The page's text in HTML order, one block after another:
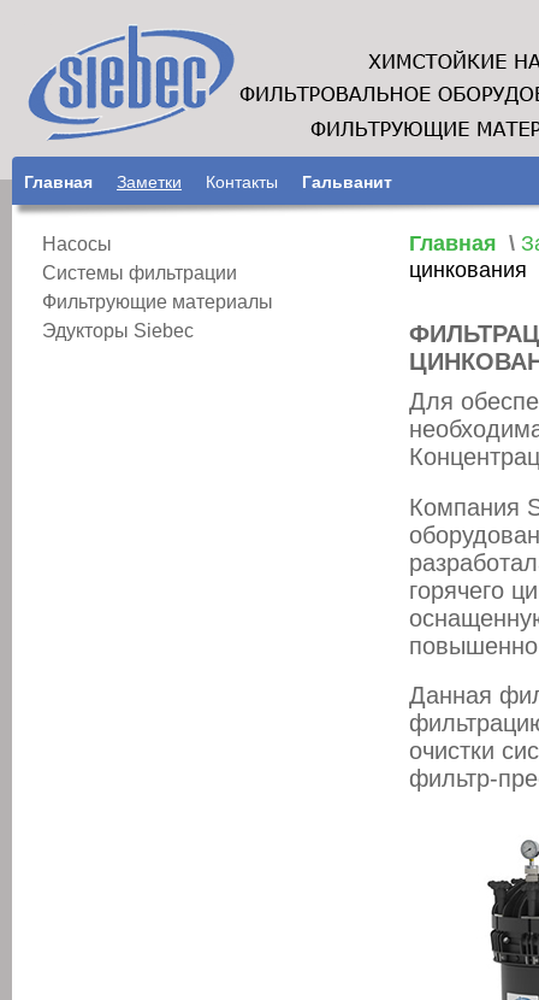
Главная Заметки Контакты Гальванит
Насосы
Системы фильтрации
Фильтрующие материалы
Эдукторы Siebec
Главная \
цинкования
Для
Компания
горячего
Данная
очистки
фильтр-